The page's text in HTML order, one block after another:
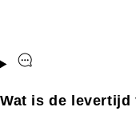
Wat is de levertijd